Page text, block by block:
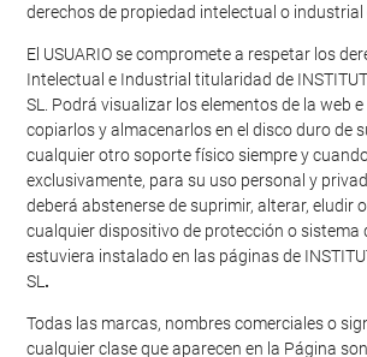
derechos de propiedad intelectual o industrial
El USUARIO se compromete a respetar los
Intelectual e Industrial titularidad de
SL. Podrá visualizar los elementos de la web
copiarlos y almacenarlos en el disco duro de
cualquier otro soporte físico siempre y
exclusivamente, para su uso personal y
deberá abstenerse de suprimir, alterar, eludir
cualquier dispositivo de protección o sistema
estuviera instalado en las páginas de
SL .
Todas las marcas, nombres comerciales o
cualquier clase que aparecen en la Página